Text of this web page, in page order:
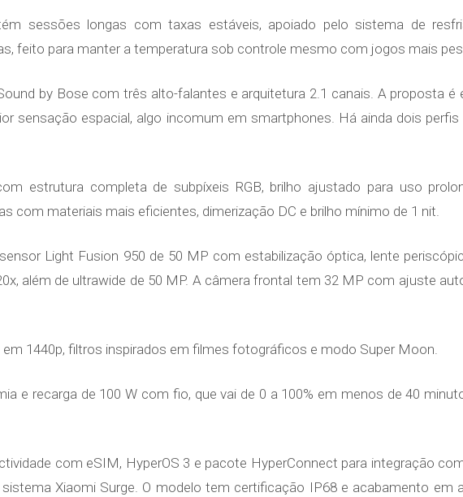
sessões longas com taxas estáveis, apoiado pelo sistema de
feito para manter a temperatura sob controle mesmo com jogos mais
by Bose com três alto-falantes e arquitetura 2.1 canais. A proposta é
sensação espacial, algo incomum em smartphones. Há ainda dois
estrutura completa de subpíxeis RGB, brilho ajustado para uso
com materiais mais eficientes, dimerização DC e brilho mínimo de 1 nit.
Light Fusion 950 de 50 MP com estabilização óptica, lente
além de ultrawide de 50 MP. A câmera frontal tem 32 MP com ajuste
1440p, filtros inspirados em filmes fotográficos e modo Super Moon.
e recarga de 100 W com fio, que vai de 0 a 100% em menos de 40
com eSIM, HyperOS 3 e pacote HyperConnect para integração
Xiaomi Surge. O modelo tem certificação IP68 e acabamento em